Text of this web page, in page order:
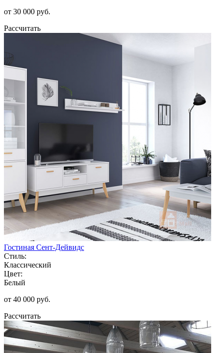
от 30 000 руб.
Рассчитать
Гостиная Сент-Дейвидс
Стиль:
Классический
Цвет:
Белый
от 40 000 руб.
Рассчитать